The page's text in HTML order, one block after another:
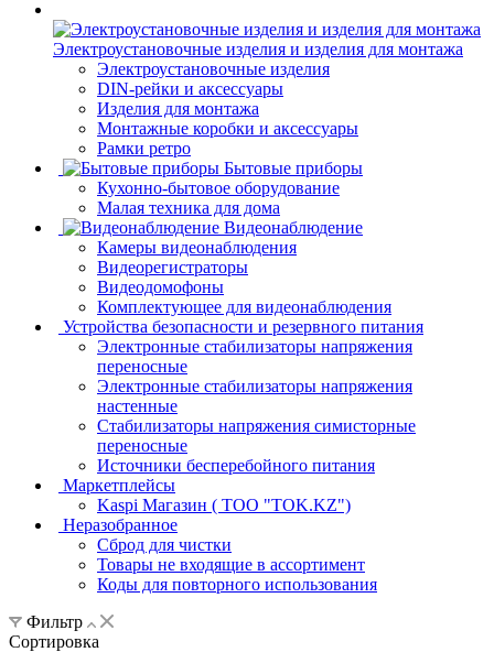
Электроустановочные изделия и изделия для монтажа
Электроустановочные изделия
DIN-рейки и аксессуары
Изделия для монтажа
Монтажные коробки и аксессуары
Рамки ретро
Бытовые приборы
Кухонно-бытовое оборудование
Малая техника для дома
Видеонаблюдение
Камеры видеонаблюдения
Видеорегистраторы
Видеодомофоны
Комплектующее для видеонаблюдения
Устройства безопасности и резервного питания
Электронные стабилизаторы напряжения
переносные
Электронные стабилизаторы напряжения
настенные
Стабилизаторы напряжения симисторные
переносные
Источники бесперебойного питания
Маркетплейсы
Kaspi Магазин ( ТОО "TOK.KZ")
Неразобранное
Сброд для чистки
Товары не входящие в ассортимент
Коды для повторного использования
Фильтр
Сортировка